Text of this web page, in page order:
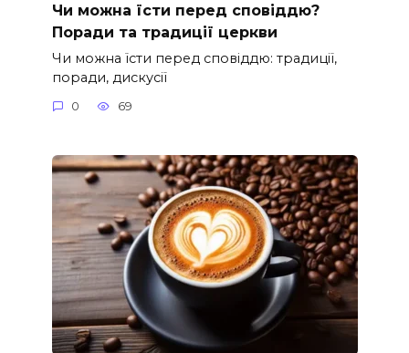
Чи можна їсти перед сповіддю?
Поради та традиції церкви
Чи можна їсти перед сповіддю: традиції,
поради, дискусії
0 69